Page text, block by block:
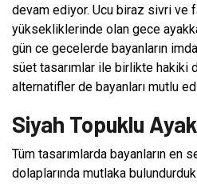
devam ediyor. Ucu biraz sivri ve
yüksekliklerinde olan gece
gün ce gecelerde bayanların
süet tasarımlar ile birlikte hakiki
alternatifler de bayanları mutlu
Siyah Topuklu
Tüm tasarımlarda bayanların en
dolaplarında mutlaka